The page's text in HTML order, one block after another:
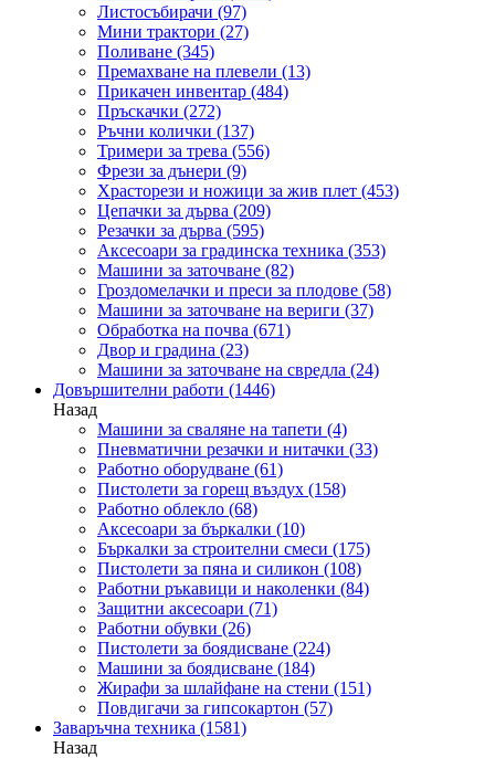
Листосъбирачи (97)
Мини трактори (27)
Поливане (345)
Премахване на плевели (13)
Прикачен инвентар (484)
Пръскачки (272)
Ръчни колички (137)
Тримери за трева (556)
Фрези за дънери (9)
Храсторези и ножици за жив плет (453)
Цепачки за дърва (209)
Резачки за дърва (595)
Аксесоари за градинска техника (353)
Машини за заточване (82)
Гроздомелачки и преси за плодове (58)
Машини за заточване на вериги (37)
Обработка на почва (671)
Двор и градина (23)
Машини за заточване на свредла (24)
Довършителни работи (1446)
Назад
Машини за сваляне на тапети (4)
Пневматични резачки и нитачки (33)
Работно оборудване (61)
Пистолети за горещ въздух (158)
Работно облекло (68)
Аксесоари за бъркалки (10)
Бъркалки за строителни смеси (175)
Пистолети за пяна и силикон (108)
Работни ръкавици и наколенки (84)
Защитни аксесоари (71)
Работни обувки (26)
Пистолети за боядисване (224)
Машини за боядисване (184)
Жирафи за шлайфане на стени (151)
Повдигачи за гипсокартон (57)
Заваръчна техника (1581)
Назад